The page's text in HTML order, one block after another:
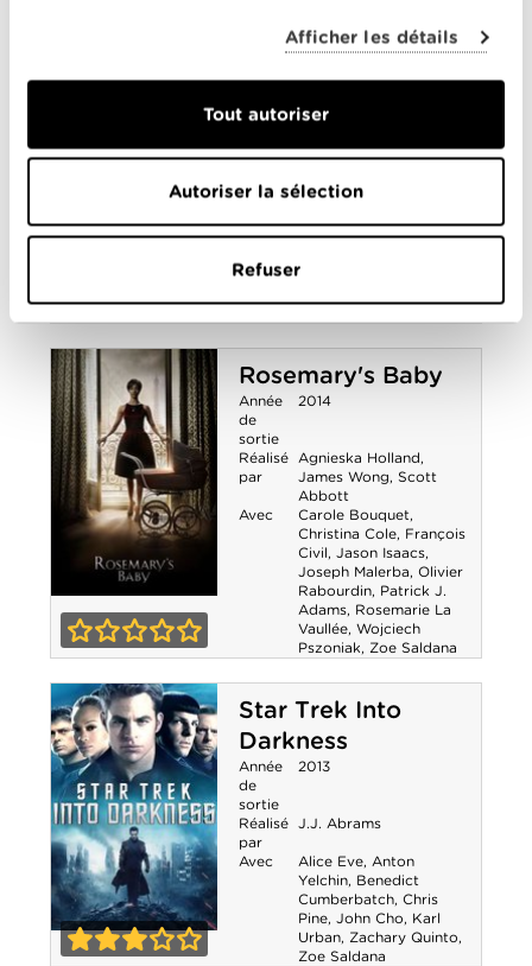
Afficher les détails
Tout autoriser
Autoriser la sélection
Refuser
Limites
Les Gardiens de la
Galaxie
Les Gardiens de
la Galaxie
de
sortie
Réalisé James Gunn
Avec Benicio Del Toro,Chris
Glenn Close
Rosemary's Baby
Rosemary's
Baby
Année
de
sortie
2014
Réalisé
par
Agnieska Holland,
James Wong, Scott
Abbott
Avec
Carole Bouquet,
Christina Cole, François
Civil, Jason Isaacs,
Joseph Malerba, Olivier
Rabourdin, Patrick J.
Adams, Rosemarie La
Vaullée, Wojciech
Pszoniak, Zoe Saldana
Star Trek Into
Darkness
Star Trek Into
Année
de
sortie
2013
Réalisé
par
J.J. Abrams
Avec Alice Eve, Anton
Yelchin, Benedict
Cumberbatch, Chris
Pine, John Cho, Karl
Urban, Zachary Quinto,
Zoe Saldana